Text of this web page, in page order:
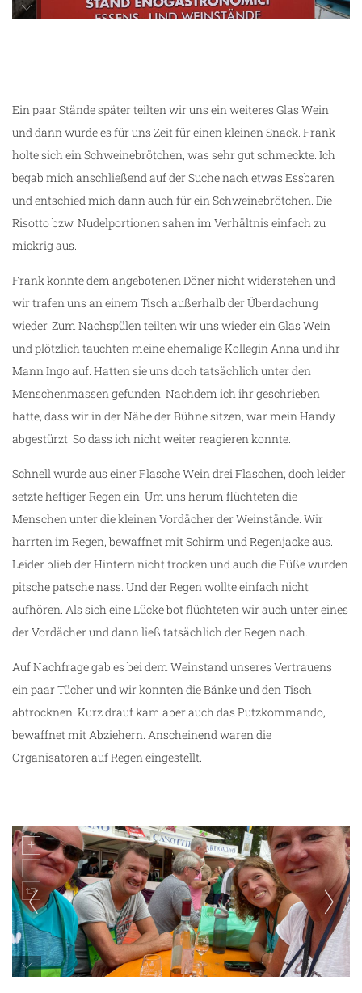
Ein paar Stände später teilten wir uns ein weiteres Glas Wein
und dann wurde es für uns Zeit für einen kleinen Snack. Frank
holte sich ein Schweinebrötchen, was sehr gut schmeckte. Ich
begab mich anschließend auf der Suche nach etwas Essbaren
und entschied mich dann auch für ein Schweinebrötchen. Die
Risotto bzw. Nudelportionen sahen im Verhältnis einfach zu
mickrig aus.
Frank konnte dem angebotenen Döner nicht widerstehen und
wir trafen uns an einem Tisch außerhalb der Überdachung
wieder. Zum Nachspülen teilten wir uns wieder ein Glas Wein
und plötzlich tauchten meine ehemalige Kollegin Anna und ihr
Mann Ingo auf. Hatten sie uns doch tatsächlich unter den
Menschenmassen gefunden. Nachdem ich ihr geschrieben
hatte, dass wir in der Nähe der Bühne sitzen, war mein Handy
abgestürzt. So dass ich nicht weiter reagieren konnte.
Schnell wurde aus einer Flasche Wein drei Flaschen, doch leider
setzte heftiger Regen ein. Um uns herum flüchteten die
Menschen unter die kleinen Vordächer der Weinstände. Wir
harrten im Regen, bewaffnet mit Schirm und Regenjacke aus.
Leider blieb der Hintern nicht trocken und auch die Füße wurden
pitsche patsche nass. Und der Regen wollte einfach nicht
aufhören. Als sich eine Lücke bot flüchteten wir auch unter eines
der Vordächer und dann ließ tatsächlich der Regen nach.
Auf Nachfrage gab es bei dem Weinstand unseres Vertrauens
ein paar Tücher und wir konnten die Bänke und den Tisch
abtrocknen. Kurz drauf kam aber auch das Putzkommando,
bewaffnet mit Abziehern. Anscheinend waren die
Organisatoren auf Regen eingestellt.